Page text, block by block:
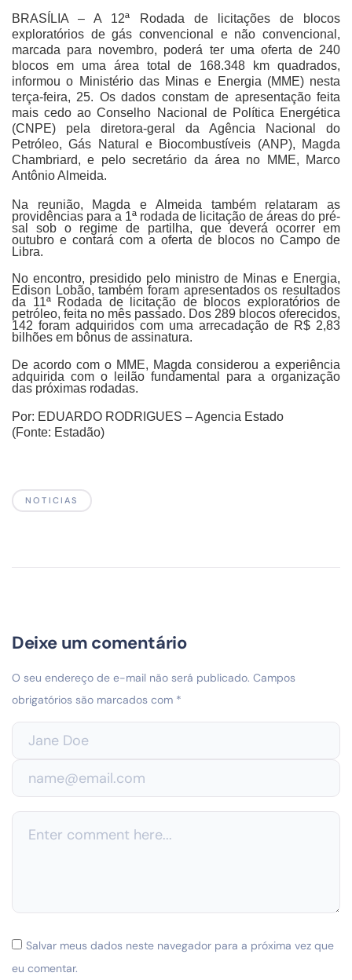
BRASÍLIA – A 12ª Rodada de licitações de blocos
exploratórios de gás convencional e não convencional,
marcada para novembro, poderá ter uma oferta de 240
blocos em uma área total de 168.348 km quadrados,
informou o Ministério das Minas e Energia (MME) nesta
terça-feira, 25. Os dados constam de apresentação feita
mais cedo ao Conselho Nacional de Política Energética
(CNPE) pela diretora-geral da Agência Nacional do
Petróleo, Gás Natural e Biocombustíveis (ANP), Magda
Chambriard, e pelo secretário da área no MME, Marco
Antônio Almeida.
Na reunião, Magda e Almeida também relataram as
providências para a 1ª rodada de licitação de áreas do pré-
sal sob o regime de partilha, que deverá ocorrer em
outubro e contará com a oferta de blocos no Campo de
Libra.
No encontro, presidido pelo ministro de Minas e Energia,
Edison Lobão, também foram apresentados os resultados
da 11ª Rodada de licitação de blocos exploratórios de
petróleo, feita no mês passado. Dos 289 blocos oferecidos,
142 foram adquiridos com uma arrecadação de R$ 2,83
bilhões em bônus de assinatura.
De acordo com o MME, Magda considerou a experiência
adquirida com o leilão fundamental para a organização
das próximas rodadas.
Por: EDUARDO RODRIGUES – Agencia Estado
(Fonte: Estadão)
NOTICIAS
Deixe um comentário
O seu endereço de e-mail não será publicado. Campos
obrigatórios são marcados com *
Salvar meus dados neste navegador para a próxima vez que
eu comentar.